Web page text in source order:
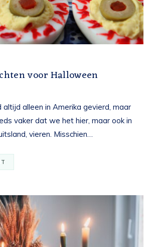
voor Halloween
alleen in Amerika gevierd, maar
vaker dat we het hier, maar ook in
vieren. Misschien…